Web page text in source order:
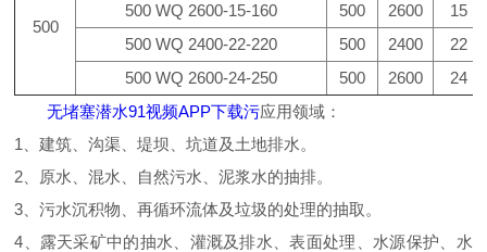
500
500 WQ 2600-15-160
500 2600
15
500 WQ 2400-22-220
500 2400
22
500 WQ 2600-24-250
500 2600
24
无堵塞潜水91视频APP下载污应用领域：
1、建筑、沟渠、堤坝、坑道及土地排水。
2、原水、混水、自然污水、泥浆水的抽排。
3、污水沉积物、再循环流体及垃圾的处理的抽取。
4、露天采矿中的抽水、灌溉及排水、表面处理、水源保护、水